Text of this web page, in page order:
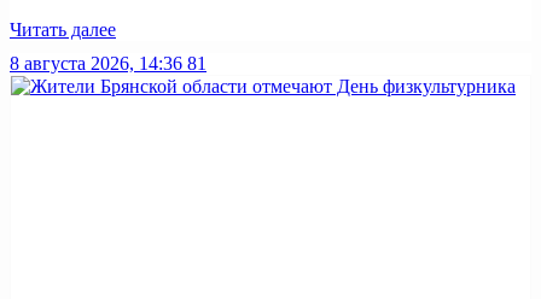
Читать далее
8 августа 2026, 14:36 81